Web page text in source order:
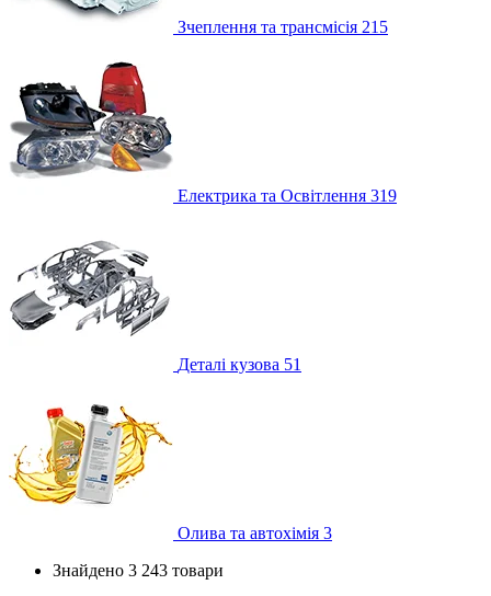
Зчеплення та трансмісія 215
Електрика та Освітлення 319
Деталі кузова 51
Олива та автохімія 3
Знайдено 3 243 товари